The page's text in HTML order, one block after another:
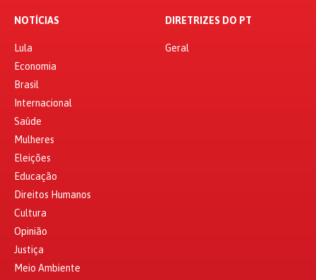
NOTÍCIAS
Lula
Economia
Brasil
Internacional
Saúde
Mulheres
Eleições
Educação
Direitos Humanos
Cultura
Opinião
Justiça
Meio Ambiente
DIRETRIZES DO PT
Geral